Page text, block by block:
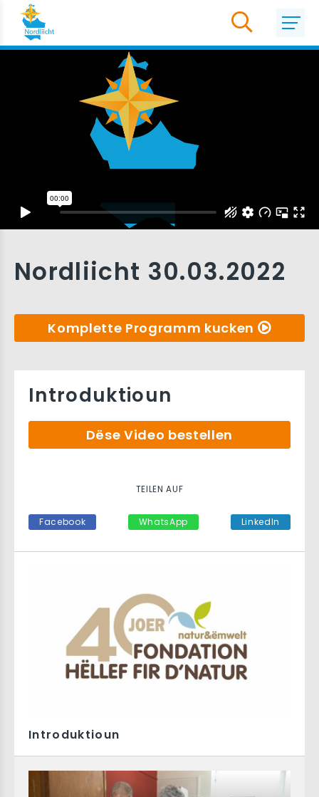
Nordliicht 30.03.2022
Komplette Programm kucken
Introduktioun
Introduktioun
Dëse Video bestellen
TEILEN AUF
Facebook WhatsApp LinkedIn